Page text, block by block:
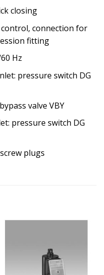
closing
connection for
fitting
Hz
pressure switch DG
valve VBY
pressure switch DG
plugs